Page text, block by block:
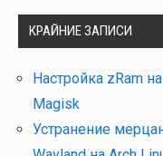
КРАЙНИЕ ЗАПИСИ
Настройка zRam
Magisk
Устранение